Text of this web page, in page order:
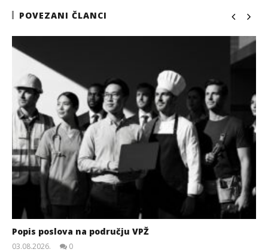
POVEZANI ČLANCI
Popis poslova na području VPŽ
03.08.2026.
0